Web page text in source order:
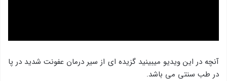
آنچه در این ویدیو میبینید گزیده ای از سیر درمان عفونت شدید در پا
در طب سنتی می باشد.